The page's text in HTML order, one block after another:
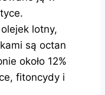
lotny,
są octan
około 12%
fitoncydy i